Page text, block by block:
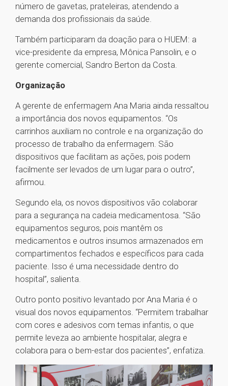
número de gavetas, prateleiras, atendendo a
demanda dos profissionais da saúde.
Também participaram da doação para o HUEM: a
vice-presidente da empresa, Mônica Pansolin, e o
gerente comercial, Sandro Berton da Costa.
Organização
A gerente de enfermagem Ana Maria ainda ressaltou
a importância dos novos equipamentos. “Os
carrinhos auxiliam no controle e na organização do
processo de trabalho da enfermagem. São
dispositivos que facilitam as ações, pois podem
facilmente ser levados de um lugar para o outro”,
afirmou.
Segundo ela, os novos dispositivos vão colaborar
para a segurança na cadeia medicamentosa. “São
equipamentos seguros, pois mantêm os
medicamentos e outros insumos armazenados em
compartimentos fechados e específicos para cada
paciente. Isso é uma necessidade dentro do
hospital”, salienta.
Outro ponto positivo levantado por Ana Maria é o
visual dos novos equipamentos. “Permitem trabalhar
com cores e adesivos com temas infantis, o que
permite leveza ao ambiente hospitalar, alegra e
colabora para o bem-estar dos pacientes”, enfatiza.